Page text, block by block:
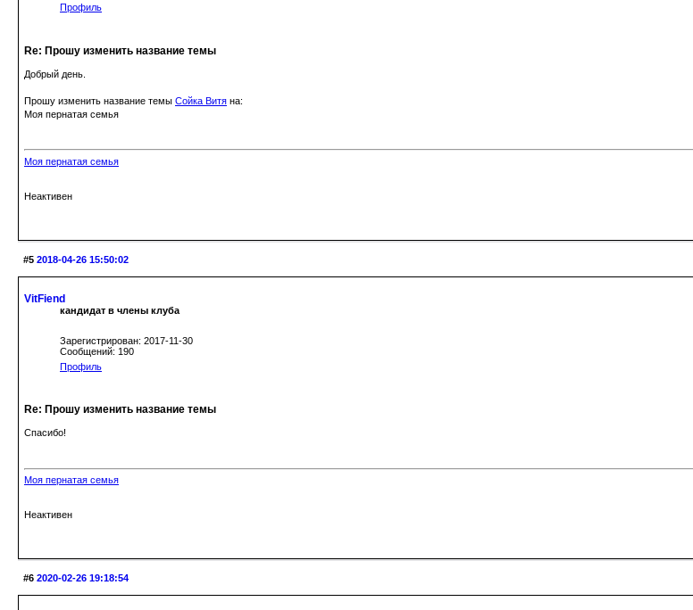
Профиль
Re: Прошу изменить название темы
Добрый день.
Прошу изменить название темы Сойка Витя на:
Моя пернатая семья
Моя пернатая семья
Неактивен
#5 2018-04-26 15:50:02
VitFiend
кандидат в члены клуба
Зарегистрирован: 2017-11-30
Сообщений: 190
Профиль
Re: Прошу изменить название темы
Спасибо!
Моя пернатая семья
Неактивен
#6 2020-02-26 19:18:54